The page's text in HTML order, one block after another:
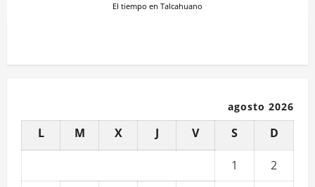
El tiempo en Talcahuano
agosto 2026
L M X J V S D
1
2